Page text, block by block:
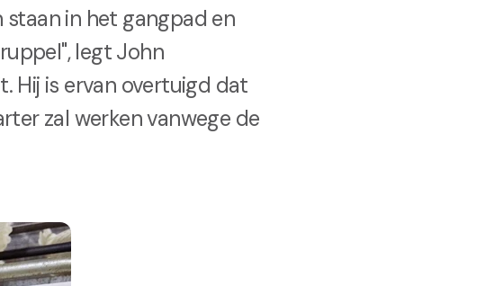
in het gangpad en
legt John
Hij is ervan overtuigd dat
zal werken vanwege de